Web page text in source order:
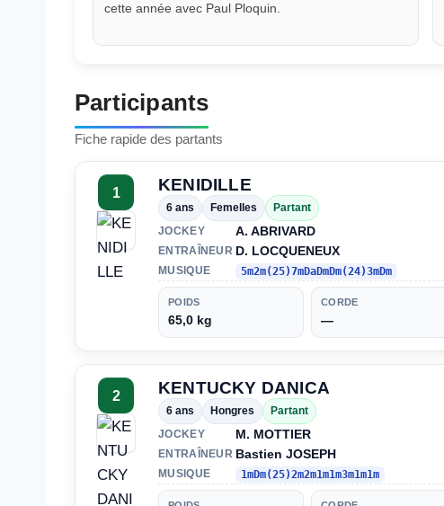
cette année avec Paul Ploquin.
Participants
Fiche rapide des partants
1 KENIDILLE
6 ans Femelles
Partant
JOCKEY
A. ABRIVARD
ENTRAÎNEUR D. LOCQUENEUX
MUSIQUE 5m2m(25)7mDaDmDm(24)3mDm
POIDS
65,0 kg
CORDE
—
2 KENTUCKY DANICA
6 ans Hongres
Partant
JOCKEY
M. MOTTIER
ENTRAÎNEUR Bastien JOSEPH
MUSIQUE 1mDm(25)2m2m1m1m3m1m1m